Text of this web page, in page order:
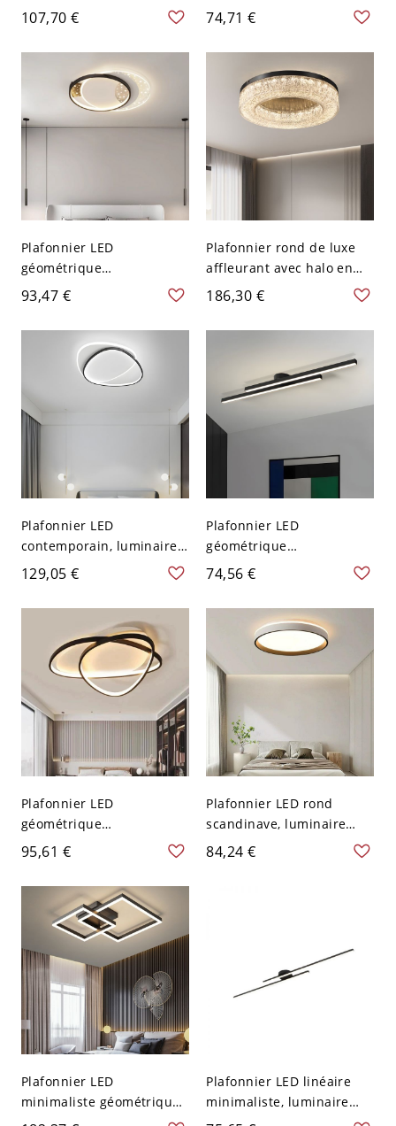
Verre à Treillis Lampe
Encastrée à 2 Ampoules
Style Traditionnel - Noir
110 V-120 V
107,70 €
contemporain, luminaire
de plafond à double
anneau avec abat-jour en
acrylique - Noir 110 V-120
V 40,64 cm
74,71 €
Plafonnier LED
géométrique
contemporain, luminaire
superposé dimmable avec
accent étoilé - 110 V-120 V
Gradation à trois niveaux
93,47 €
Plafonnier rond de luxe
affleurant avec halo en
résine texturée effet glace
et finition métal brossé -
Noir 110 V-120 V 19,5″ (50
186,30 €
Plafonnier LED
contemporain, luminaire à
anneau géométrique avec
abat-jour en acrylique
anti-éblouissement - Noir
110 V-120 V 40,64 cm
Blanc
129,05 €
Plafonnier LED
géométrique
contemporain, luminaire
architectural linéaire en
barre pour salon - Noir
110 V-120 V 60,96 cm 2
74,56 €
Plafonnier LED
géométrique
contemporain, luminaire
de plafond à anneaux
entrelacés avec ambiance
réglable pour chambre -
110 V-120 V 53,34 cm
Chaud
95,61 €
Plafonnier LED rond
scandinave, luminaire
minimaliste à profil bas
pour chambre et couloir -
84,24 €
Plafonnier LED
minimaliste géométrique,
luminaire architectural
Plafonnier LED linéaire
minimaliste, luminaire
géométrique noir mat